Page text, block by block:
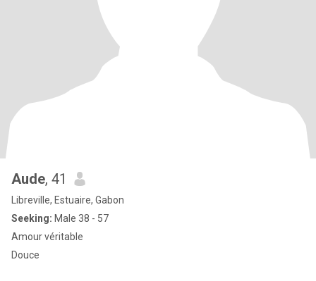
Aude, 41
Libreville, Estuaire, Gabon
Seeking: Male 38 - 57
Amour véritable
Douce